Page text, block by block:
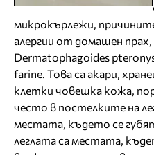
микрокърлежи,
алергии от домашен прах,
Dermatophagoides
farine. Това са акари,
клетки човешка кожа,
често в постелките на
местата, където се
леглата са местата,